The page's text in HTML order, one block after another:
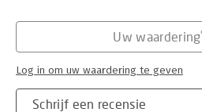
Schrijf een recensie
Uw waardering
Log in om uw waardering te geven